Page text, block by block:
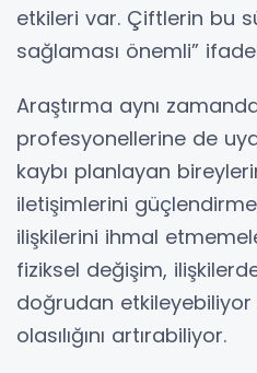
etkileri var. Çiftlerin bu
sağlaması önemli”
Araştırma aynı
profesyonellerine de
kaybı planlayan
iletişimlerini
ilişkilerini ihmal
fiziksel değişim,
doğrudan
olasılığını artırabiliyor.